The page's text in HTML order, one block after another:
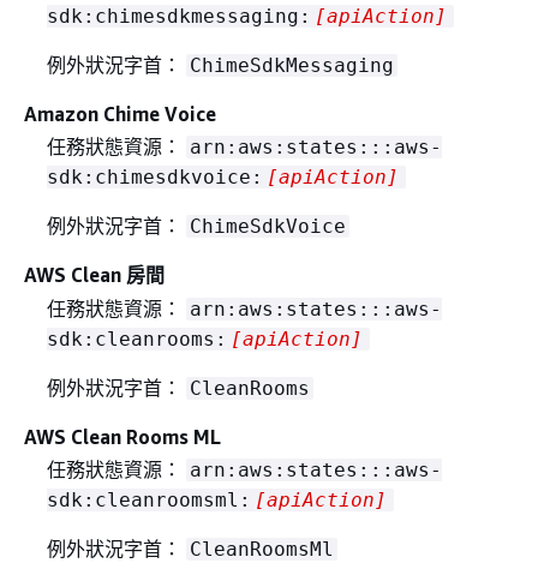
sdk:chimesdkmessaging: [apiAction]
例外狀況字首： ChimeSdkMessaging
Amazon Chime Voice
任務狀態資源：
arn:aws:states:::aws-
sdk:chimesdkvoice: [apiAction]
例外狀況字首： ChimeSdkVoice
AWS Clean 房間
任務狀態資源：
arn:aws:states:::aws-
sdk:cleanrooms: [apiAction]
例外狀況字首： CleanRooms
AWS Clean Rooms ML
任務狀態資源：
arn:aws:states:::aws-
sdk:cleanroomsml: [apiAction]
例外狀況字首： CleanRoomsMl